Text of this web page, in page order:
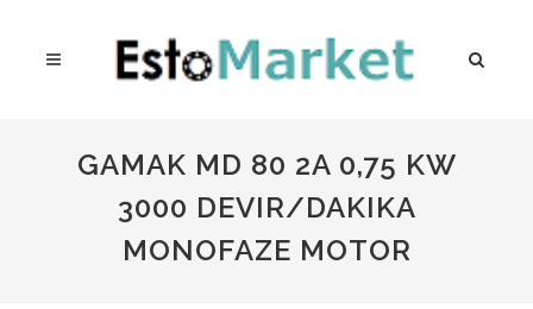
GAMAK MD 80 2A 0,75 KW
3000 DEVIR/DAKIKA
MONOFAZE MOTOR